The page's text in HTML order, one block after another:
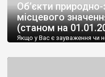
Об’єкти
місцевого
(станом на
Якщо у Вас є зауваження чи
поділитись – надсилайте
додавайте у коментарі № п/